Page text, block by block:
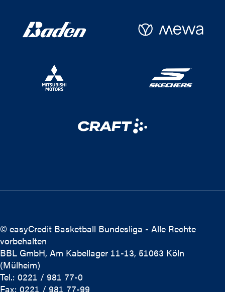
© easyCredit Basketball Bundesliga - Alle Rechte
vorbehalten
BBL GmbH, Am Kabellager 11-13, 51063 Köln
(Mülheim)
Tel.: 0221 / 981 77-0
Fax: 0221 / 981 77-99